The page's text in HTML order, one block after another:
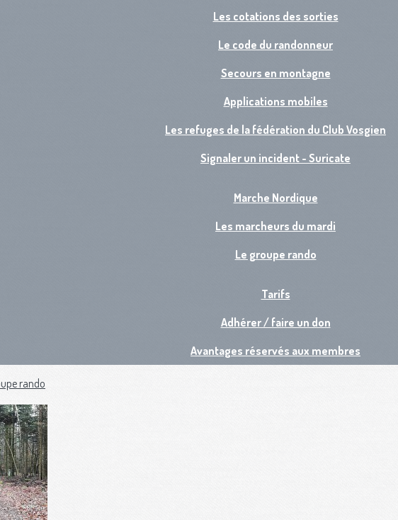
Les cotations des sorties
Le code du randonneur
Secours en montagne
Applications mobiles
Les refuges de la fédération du Club Vosgien
Signaler un incident - Suricate
Marche Nordique
Les marcheurs du mardi
Le groupe rando
Tarifs
Adhérer / faire un don
Avantages réservés aux membres
rando